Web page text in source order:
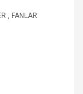
, FANLAR